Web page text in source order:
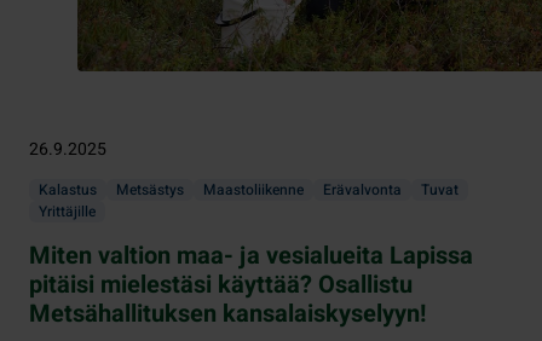
26.9.2025
Kalastus Metsästys Maastoliikenne Erävalvonta
Tuvat
Yrittäjille
Miten valtion maa- ja vesialueita Lapissa
pitäisi mielestäsi käyttää? Osallistu
Metsähallituksen kansalaiskyselyyn!